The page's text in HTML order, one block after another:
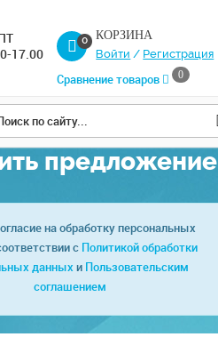
17.00
0
КОРЗИНА
Войти / Регистрация
Сравнение товаров
0
предложение
на обработку персональных
с Политикой обработки
данных и Пользовательским
соглашением